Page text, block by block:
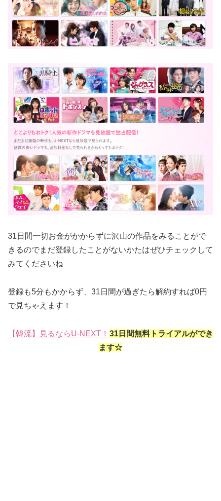
31日間一切お金がかからずに沢山の作品をみることがで
きるのでまだ登録したことがないかたはぜひチェックして
みてくださいね
登録も5分もかからず、31日間が過ぎたら解約すれば0円
で見ちゃえます！
【韓流】見るならU-NEXT！ 31日間無料トライアルができ
ます☆